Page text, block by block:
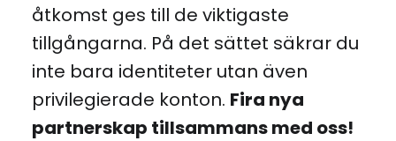
åtkomst ges till de viktigaste
tillgångarna. På det sättet säkrar du
inte bara identiteter utan även
privilegierade konton. Fira nya
partnerskap tillsammans med oss!